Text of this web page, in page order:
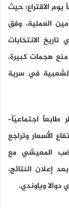
الاقتراع؛ حيث
تأمين العملية، وفق
الانتخابات
هجمات كبيرة،
في سرية
اجتماعيّاً–
الأسعار وتراجع
المعيشي مع
إعلان النتائج،
وياوندي.